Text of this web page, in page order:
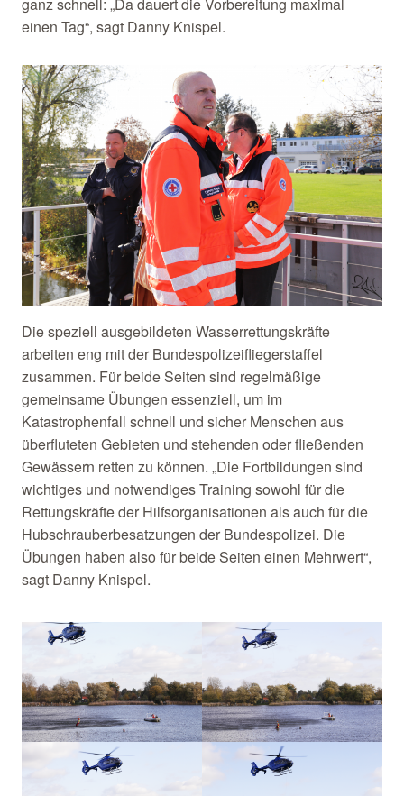
einen Tag“, sagt Danny Knispel.
Die speziell ausgebildeten Wasserrettungskräfte
arbeiten eng mit der Bundespolizeifliegerstaffel
zusammen. Für beide Seiten sind regelmäßige
gemeinsame Übungen essenziell, um im
Katastrophenfall schnell und sicher Menschen aus
überfluteten Gebieten und stehenden oder fließenden
Gewässern retten zu können. „Die Fortbildungen sind
wichtiges und notwendiges Training sowohl für die
Rettungskräfte der Hilfsorganisationen als auch für die
Hubschrauberbesatzungen der Bundespolizei. Die
Übungen haben also für beide Seiten einen Mehrwert“,
sagt Danny Knispel.